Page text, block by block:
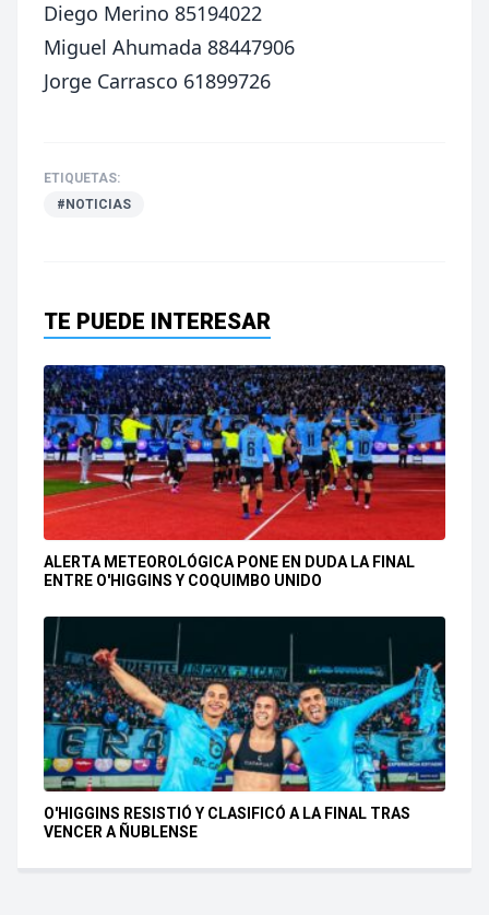
Diego Merino 85194022
Miguel Ahumada 88447906
Jorge Carrasco 61899726
ETIQUETAS:
#NOTICIAS
TE PUEDE INTERESAR
ALERTA METEOROLÓGICA PONE EN DUDA LA FINAL
ENTRE O'HIGGINS Y COQUIMBO UNIDO
O'HIGGINS RESISTIÓ Y CLASIFICÓ A LA FINAL TRAS
VENCER A ÑUBLENSE